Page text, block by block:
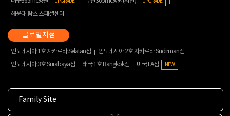
해운대 람스 스페셜센터
인도네시아 1호 자카르타 Selatan점
인도네시아 2호 자카르타 Sudirman점
인도네시아 3호 Surabaya점
태국 1호 Bangkok점 미국 LA점 NEW
Family Site